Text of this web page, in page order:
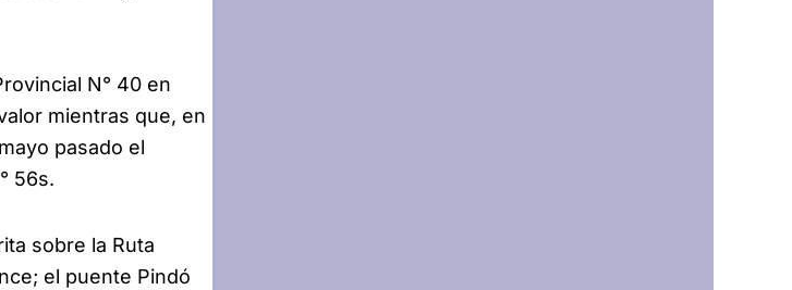
N° 40 en
mientras que, en
pasado el
56s.
sobre la Ruta
el puente Pindó